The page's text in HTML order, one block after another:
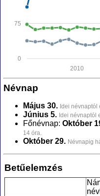
0
75
2010
Névnap
Május 30. Idei névnaptól
Június 5. Idei névnaptól
Főnévnap: Október
14 óra.
Október 29. Névnapig
Betűelemzés